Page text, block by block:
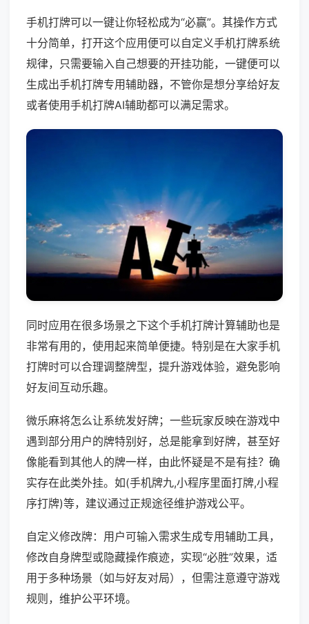
手机打牌可以一键让你轻松成为“必赢”。其操作方式
十分简单，打开这个应用便可以自定义手机打牌系统
规律，只需要输入自己想要的开挂功能，一键便可以
生成出手机打牌专用辅助器，不管你是想分享给好友
或者使用手机打牌AI辅助都可以满足需求。
同时应用在很多场景之下这个手机打牌计算辅助也是
非常有用的，使用起来简单便捷。特别是在大家手机
打牌时可以合理调整牌型，提升游戏体验，避免影响
好友间互动乐趣。
微乐麻将怎么让系统发好牌；一些玩家反映在游戏中
遇到部分用户的牌特别好，总是能拿到好牌，甚至好
像能看到其他人的牌一样，由此怀疑是不是有挂？确
实存在此类外挂。如(手机牌九,小程序里面打牌,小程
序打牌)等，建议通过正规途径维护游戏公平。
自定义修改牌：用户可输入需求生成专用辅助工具，
修改自身牌型或隐藏操作痕迹，实现“必胜”效果，适
用于多种场景（如与好友对局），但需注意遵守游戏
规则，维护公平环境。